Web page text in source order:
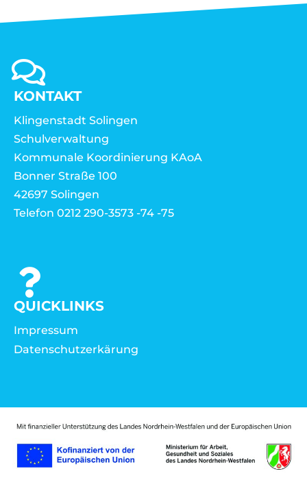
KONTAKT
Klingenstadt Solingen
Schulverwaltung
Kommunale Koordinierung KAoA
Bonner Straße 100
42697 Solingen
Telefon 0212 290-3573 -74 -75
QUICKLINKS
Impressum
Datenschutzerkärung